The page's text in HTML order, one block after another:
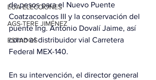
EUA ELECCIONES
AGS-TERE JIMÉNEZ
ESTADOS
de pesos para el Nuevo Puente
Coatzacoalcos III y la conservación del
puente Ing. Antonio Dovalí Jaime, así
como el distribuidor vial Carretera
Federal MEX-140.
En su intervención, el director general